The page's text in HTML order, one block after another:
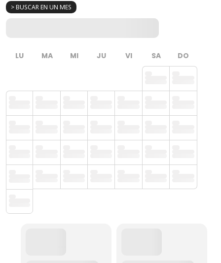
> BUSCAR EN UN MES
LU MA MI JU VI SA DO